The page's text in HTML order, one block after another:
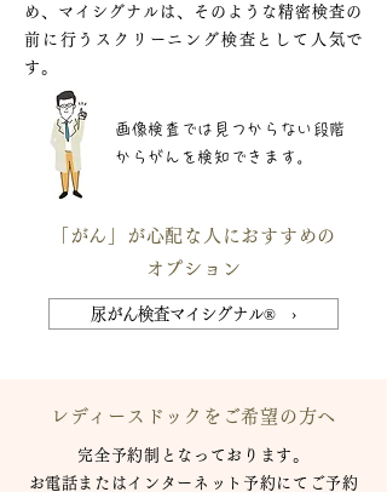
め、マイシグナルは、そのような精密検査の
前に行うスクリーニング検査として人気で
す。
画像検査では見つからない段階
からがんを検知できます。
「がん」が心配な人におすすめの
オプション
尿がん検査マイシグナル® ›
レディースドックをご希望の方へ
完全予約制となっております。
お電話またはインターネット予約にてご予約